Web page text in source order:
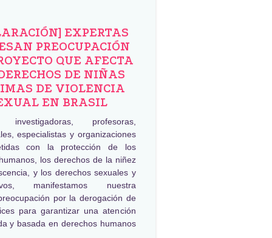
EXPERTAS
PREOCUPACIÓN
QUE AFECTA
DE NIÑAS
DE VIOLENCIA
EN BRASIL
investigadoras, profesoras,
especialistas y organizaciones
con la protección de los
los derechos de la niñez
y los derechos sexuales y
manifestamos nuestra
por la derogación de
para garantizar una atención
y basada en derechos humanos